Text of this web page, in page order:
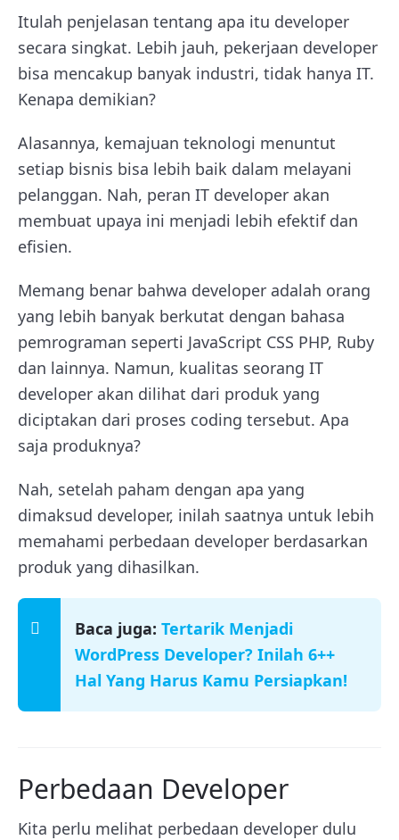
Itulah penjelasan tentang apa itu developer
secara singkat. Lebih jauh, pekerjaan developer
bisa mencakup banyak industri, tidak hanya IT.
Kenapa demikian?
Alasannya, kemajuan teknologi menuntut
setiap bisnis bisa lebih baik dalam melayani
pelanggan. Nah, peran IT developer akan
membuat upaya ini menjadi lebih efektif dan
efisien.
Memang benar bahwa developer adalah orang
yang lebih banyak berkutat dengan bahasa
pemrograman seperti JavaScript CSS PHP, Ruby
dan lainnya. Namun, kualitas seorang IT
developer akan dilihat dari produk yang
diciptakan dari proses coding tersebut. Apa
saja produknya?
Nah, setelah paham dengan apa yang
dimaksud developer, inilah saatnya untuk lebih
memahami perbedaan developer berdasarkan
produk yang dihasilkan.
Baca juga: Tertarik Menjadi
WordPress Developer? Inilah 6++
Hal Yang Harus Kamu Persiapkan!
Perbedaan Developer
Kita perlu melihat perbedaan developer dulu